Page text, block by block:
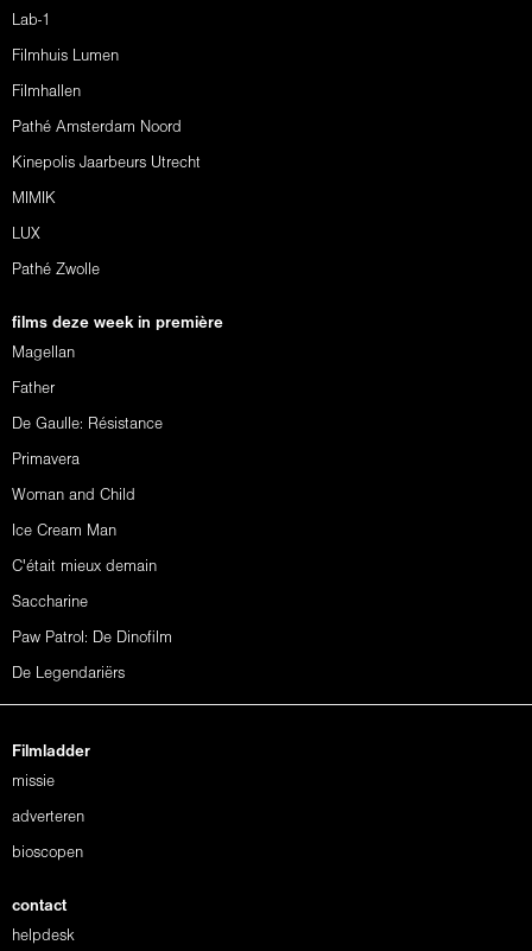
Lab-1
Filmhuis Lumen
Filmhallen
Pathé Amsterdam Noord
Kinepolis Jaarbeurs Utrecht
MIMIK
LUX
Pathé Zwolle
films deze week in première
Magellan
Father
De Gaulle: Résistance
Primavera
Woman and Child
Ice Cream Man
C'était mieux demain
Saccharine
Paw Patrol: De Dinofilm
De Legendariërs
Filmladder
missie
adverteren
bioscopen
contact
helpdesk